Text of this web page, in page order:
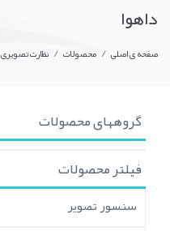
داهوا
صفحه ی اصلی / محصولات / نظارت تصویری
گروههای محصولات
فیلتر محصولات
سنسور تصویر